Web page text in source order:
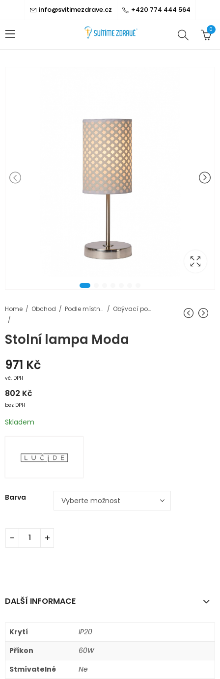
info@svitimezdrave.cz +420 774 444 564
0
Home Obchod Podle místností Obývací pokoj
Stolní lampa Moda
971 Kč
vč. DPH
802 Kč
bez DPH
Skladem
Barva
DALŠÍ INFORMACE
Krytí
IP20
Příkon
60W
Stmívatelné
Ne